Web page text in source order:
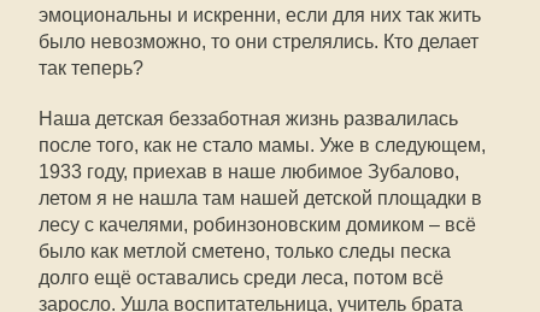
эмоциональны и искренни, если для них так жить
было невозможно, то они стрелялись. Кто делает
так теперь?
Наша детская беззаботная жизнь развалилась
после того, как не стало мамы. Уже в следующем,
1933 году, приехав в наше любимое Зубалово,
летом я не нашла там нашей детской площадки в
лесу с качелями, робинзоновским домиком – всё
было как метлой сметено, только следы песка
долго ещё оставались среди леса, потом всё
заросло. Ушла воспитательница, учитель брата